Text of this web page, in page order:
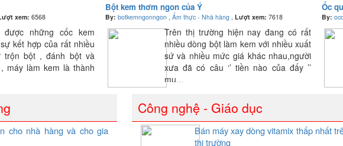
xem: 6568
những cốc kem
kết hợp của rất nhiều
trộn bột , đánh bột và
máy làm kem là thành
Bột kem thơm ngon của Ý
By: botkemngonngon Ẩm thực - Nhà hàng Lượt xem: 7618
Trên thị trường hiện nay đang có rất
nhiều dòng bột làm kem với nhiều xuất
sứ và nhiều mức giá khác nhau,người
xưa đã có câu ‘’ tiền nào của đấy ’’
mu...
Ốc
By:
cho nhà hàng và cho gia
Công nghệ - Giáo dục
Bán máy xay dòng vitamix thấp nhất
thị trường